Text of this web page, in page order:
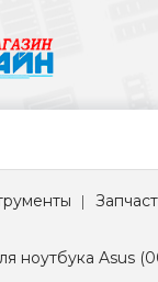
ноутбука Asus